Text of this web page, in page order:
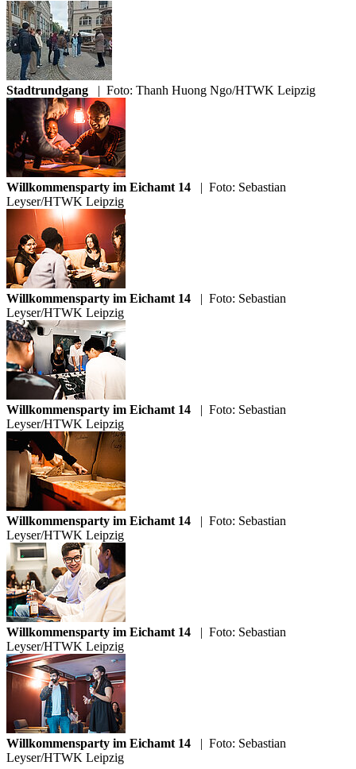
Stadtrundgang | Foto: Thanh Huong Ngo/HTWK Leipzig
Willkommensparty im Eichamt 14 | Foto: Sebastian
Leyser/HTWK Leipzig
Willkommensparty im Eichamt 14 | Foto: Sebastian
Leyser/HTWK Leipzig
Willkommensparty im Eichamt 14 | Foto: Sebastian
Leyser/HTWK Leipzig
Willkommensparty im Eichamt 14 | Foto: Sebastian
Leyser/HTWK Leipzig
Willkommensparty im Eichamt 14 | Foto: Sebastian
Leyser/HTWK Leipzig
Willkommensparty im Eichamt 14 | Foto: Sebastian
Leyser/HTWK Leipzig